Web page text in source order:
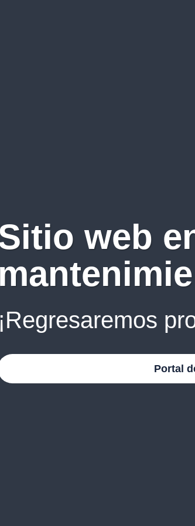
web
¡Regresaremos
Portal